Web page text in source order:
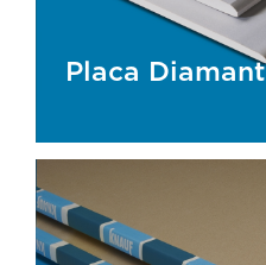
Placa Diamant
Placa Diamant